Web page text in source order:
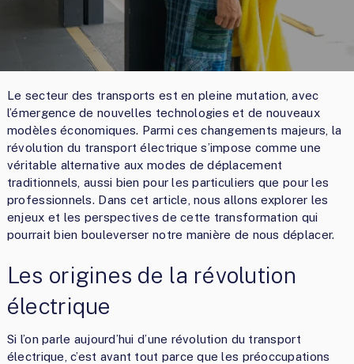
Le secteur des transports est en pleine mutation, avec
l’émergence de nouvelles technologies et de nouveaux
modèles économiques. Parmi ces changements majeurs, la
révolution du transport électrique s’impose comme une
véritable alternative aux modes de déplacement
traditionnels, aussi bien pour les particuliers que pour les
professionnels. Dans cet article, nous allons explorer les
enjeux et les perspectives de cette transformation qui
pourrait bien bouleverser notre manière de nous déplacer.
Les origines de la révolution
électrique
Si l’on parle aujourd’hui d’une révolution du transport
électrique, c’est avant tout parce que les préoccupations